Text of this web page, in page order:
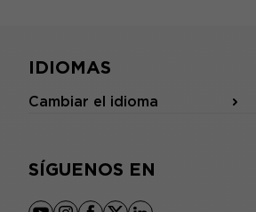
IDIOMAS
Cambiar el idioma
SÍGUENOS EN